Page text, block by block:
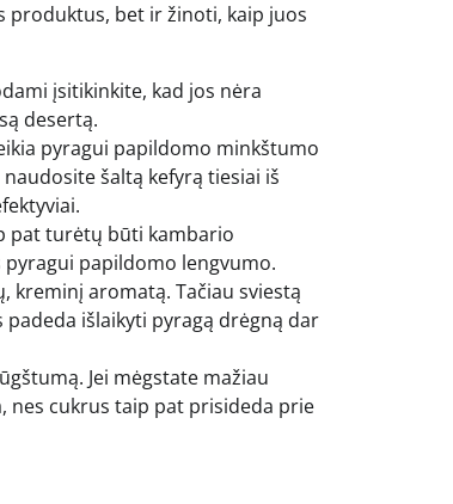
produktus, bet ir žinoti, kaip juos
įsitikinkite, kad jos nėra
desertą.
pyragui papildomo minkštumo
naudosite šaltą kefyrą tiesiai iš
pat turėtų būti kambario
papildomo lengvumo.
kreminį aromatą. Tačiau sviestą
išlaikyti pyragą drėgną dar
Jei mėgstate mažiau
nes cukrus taip pat prisideda prie